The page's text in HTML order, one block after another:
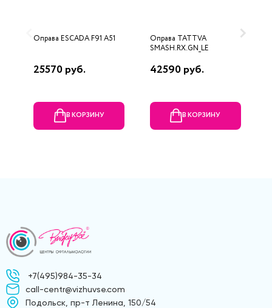
Оправа ESCADA F91 A51
25570 руб.
В КОРЗИНУ
Оправа TATTVA
SMASH.RX.GN_LE
42590 руб.
В КОРЗИНУ
+7(495)984-35-34
call-centr@vizhuvse.com
Подольск, пр-т Ленина, 150/54